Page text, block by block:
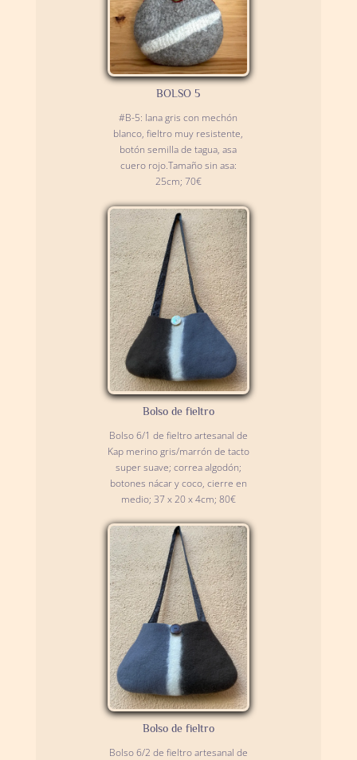
BOLSO 5
#B-5: lana gris con mechón
blanco, fieltro muy resistente,
botón semilla de tagua, asa
cuero rojo.Tamaño sin asa:
25cm; 70€
Bolso de fieltro
Bolso 6/1 de fieltro artesanal de
Kap merino gris/marrón de tacto
super suave; correa algodón;
botones nácar y coco, cierre en
medio; 37 x 20 x 4cm; 80€
Bolso de fieltro
Bolso 6/2 de fieltro artesanal de